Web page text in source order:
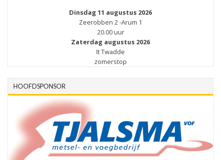
Dinsdag 11 augustus 2026
Zeerobben 2 -Arum 1
20.00 uur
Zaterdag augustus 2026
It Twadde
zomerstop
HOOFDSPONSOR